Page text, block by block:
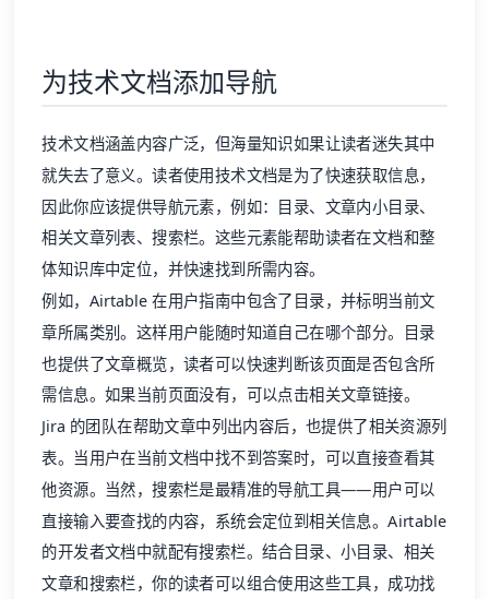
为技术文档添加导航
技术文档涵盖内容广泛，但海量知识如果让读者迷失其中
就失去了意义。读者使用技术文档是为了快速获取信息，
因此你应该提供导航元素，例如：目录、文章内小目录、
相关文章列表、搜索栏。这些元素能帮助读者在文档和整
体知识库中定位，并快速找到所需内容。
例如，Airtable 在用户指南中包含了目录，并标明当前文
章所属类别。这样用户能随时知道自己在哪个部分。目录
也提供了文章概览，读者可以快速判断该页面是否包含所
需信息。如果当前页面没有，可以点击相关文章链接。
Jira 的团队在帮助文章中列出内容后，也提供了相关资源列
表。当用户在当前文档中找不到答案时，可以直接查看其
他资源。当然，搜索栏是最精准的导航工具——用户可以
直接输入要查找的内容，系统会定位到相关信息。Airtable
的开发者文档中就配有搜索栏。结合目录、小目录、相关
文章和搜索栏，你的读者可以组合使用这些工具，成功找